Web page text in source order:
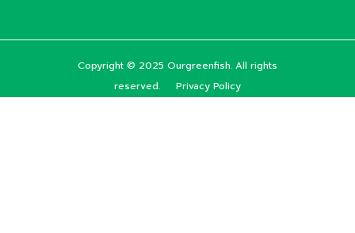
Copyright © 2025 Ourgreenfish. All rights
reserved. Privacy Policy